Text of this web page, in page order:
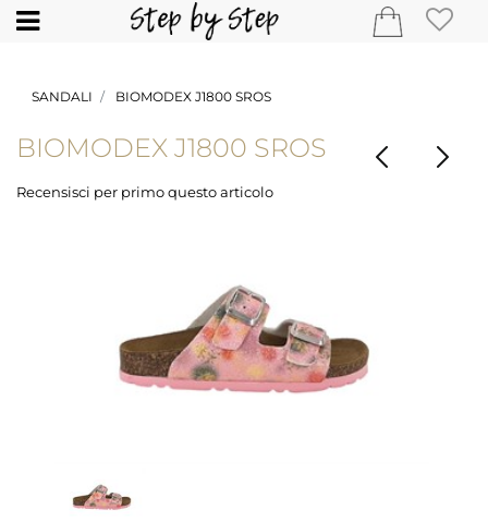
Open
SANDALI BIOMODEX J1800 SROS
BIOMODEX J1800 SROS
Recensisci per primo questo articolo